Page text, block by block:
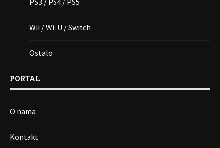
Wii / Wii U / Switch
Ostalo
PORTAL
O nama
Kontakt